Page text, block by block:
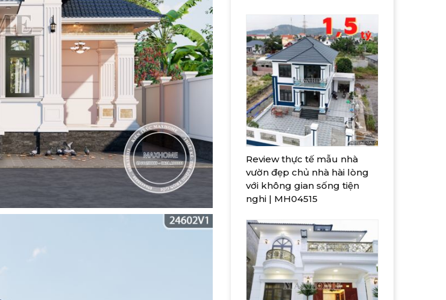
Review thực tế mẫu nhà
vườn đẹp chủ nhà hài lòng
với không gian sống tiện
nghi | MH04515